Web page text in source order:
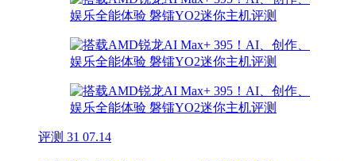
评测 31 07.14